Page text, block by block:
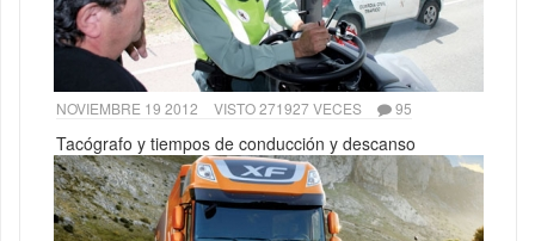
NOVIEMBRE 19 2012 VISTO 271927 VECES 95
Tacógrafo y tiempos de conducción y descanso